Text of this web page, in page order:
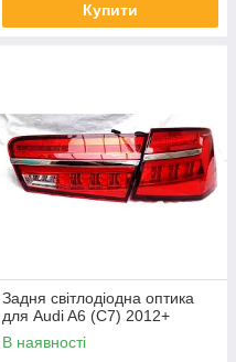
Купити
Задня світлодіодна оптика
для Audi A6 (C7) 2012+
В наявності